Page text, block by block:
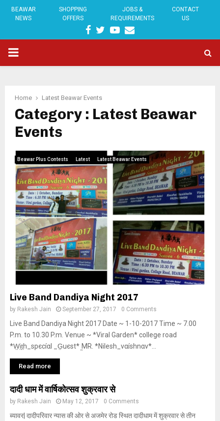
BEAWAR
NEWS
SHOPPING
OFFERS
JOBS &
REQUIREMENTS
CONTACT
US
FACEBOOK
TWITTER
YOUTUBE
EMAIL
PRIMARY
Home Latest Beawar Events
Category : Latest Beawar
Events
Beawar Plus Contests Latest Latest Beawar Events
Live Band Dandiya Night 2017
by Rakesh Jain September 27, 2017 0 Comments
Live Band Dandiya Night 2017 Date ~ 1-10-2017 Time ~ 7.00
P.m. to 10.30 P.m. Venue ~ *Viral Garden* college road
*W̤i̤t̤h_ѕpєcíαl _G̤uєѕt* ̤̤̤MR. *Nilesh_vαíѕhnαv*...
Read more
दादी धाम में वार्षिकोत्सव शुक्रवार से
by Rakesh Jain May 12, 2017 0 Comments
ब्यावर| दादीपरिवार न्यास की ओर से अजमेर रोड स्थित दादीधाम में शुक्रवार से तीन